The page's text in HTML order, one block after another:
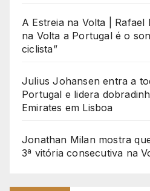
A Estreia na Volta | Rafael
na Volta a Portugal é o
ciclista”
Julius Johansen entra a
Portugal e lidera
Emirates em Lisboa
Jonathan Milan mostra
3ª vitória consecutiva na